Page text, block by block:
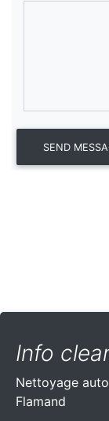
Info
Nettoyage
Flamand